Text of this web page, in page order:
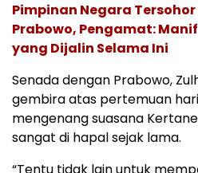
Pimpinan Negara
Prabowo, Pengamat:
yang Dijalin Selama Ini
Senada dengan Prabowo,
gembira atas pertemuan
mengenang suasana
sangat di hapal sejak lama.